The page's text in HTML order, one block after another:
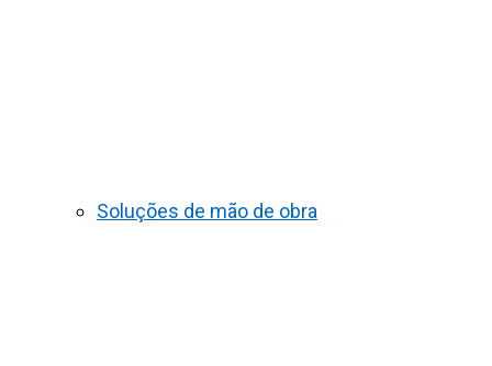
Soluções de mão de obra